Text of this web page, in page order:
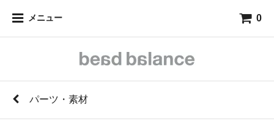
メニュー 0
パーツ・素材